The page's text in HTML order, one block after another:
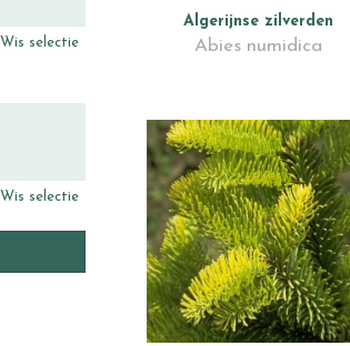
Algerijnse zilverden
Abies numidica
Wis selectie
Wis selectie